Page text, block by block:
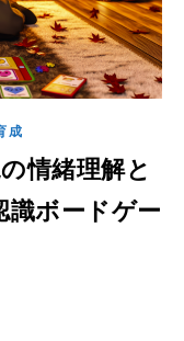
成
情緒理解と
識ボードゲー